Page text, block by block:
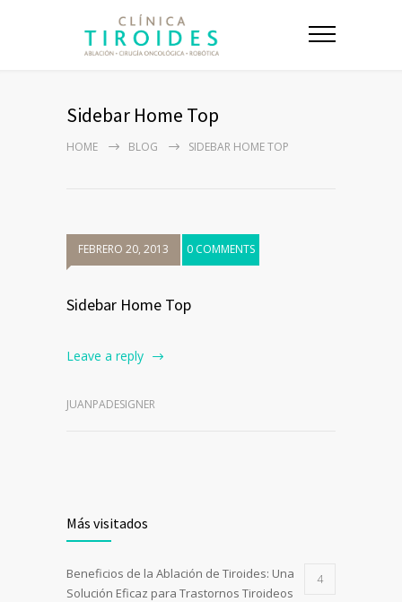
Sidebar Home Top
HOME BLOG SIDEBAR HOME TOP
FEBRERO 20, 2013 0 COMMENTS
Sidebar Home Top
Leave a reply
JUANPADESIGNER
Más visitados
Beneficios de la Ablación de Tiroides: Una
Solución Eficaz para Trastornos Tiroideos
4